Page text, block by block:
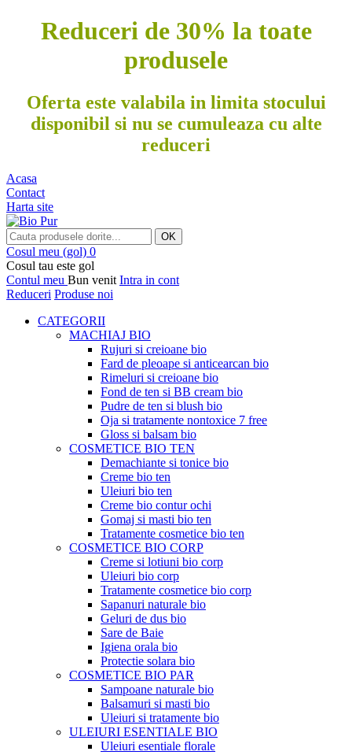
Reduceri de 30% la toate
produsele
Oferta este valabila in limita stocului
disponibil si nu se cumuleaza cu alte
reduceri
Acasa
Contact
Harta site
OK
Cosul meu (gol) 0
Cosul tau este gol
Contul meu Bun venit Intra in cont
Reduceri Produse noi
CATEGORII
MACHIAJ BIO
Rujuri si creioane bio
Fard de pleoape si anticearcan bio
Rimeluri si creioane bio
Fond de ten si BB cream bio
Pudre de ten si blush bio
Oja si tratamente nontoxice 7 free
Gloss si balsam bio
COSMETICE BIO TEN
Demachiante si tonice bio
Creme bio ten
Uleiuri bio ten
Creme bio contur ochi
Gomaj si masti bio ten
Tratamente cosmetice bio ten
COSMETICE BIO CORP
Creme si lotiuni bio corp
Uleiuri bio corp
Tratamente cosmetice bio corp
Sapanuri naturale bio
Geluri de dus bio
Sare de Baie
Igiena orala bio
Protectie solara bio
COSMETICE BIO PAR
Sampoane naturale bio
Balsamuri si masti bio
Uleiuri si tratamente bio
ULEIURI ESENTIALE BIO
Uleiuri esentiale florale